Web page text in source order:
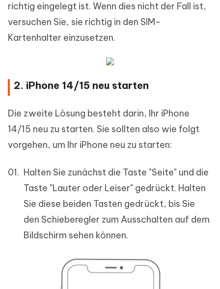
richtig eingelegt ist. Wenn dies nicht der Fall ist,
versuchen Sie, sie richtig in den SIM-
Kartenhalter einzusetzen.
2. iPhone 14/15 neu starten
Die zweite Lösung besteht darin, Ihr iPhone
14/15 neu zu starten. Sie sollten also wie folgt
vorgehen, um Ihr iPhone neu zu starten:
Halten Sie zunächst die Taste "Seite" und die
Taste "Lauter oder Leiser" gedrückt. Halten
Sie diese beiden Tasten gedrückt, bis Sie
den Schieberegler zum Ausschalten auf dem
Bildschirm sehen können.